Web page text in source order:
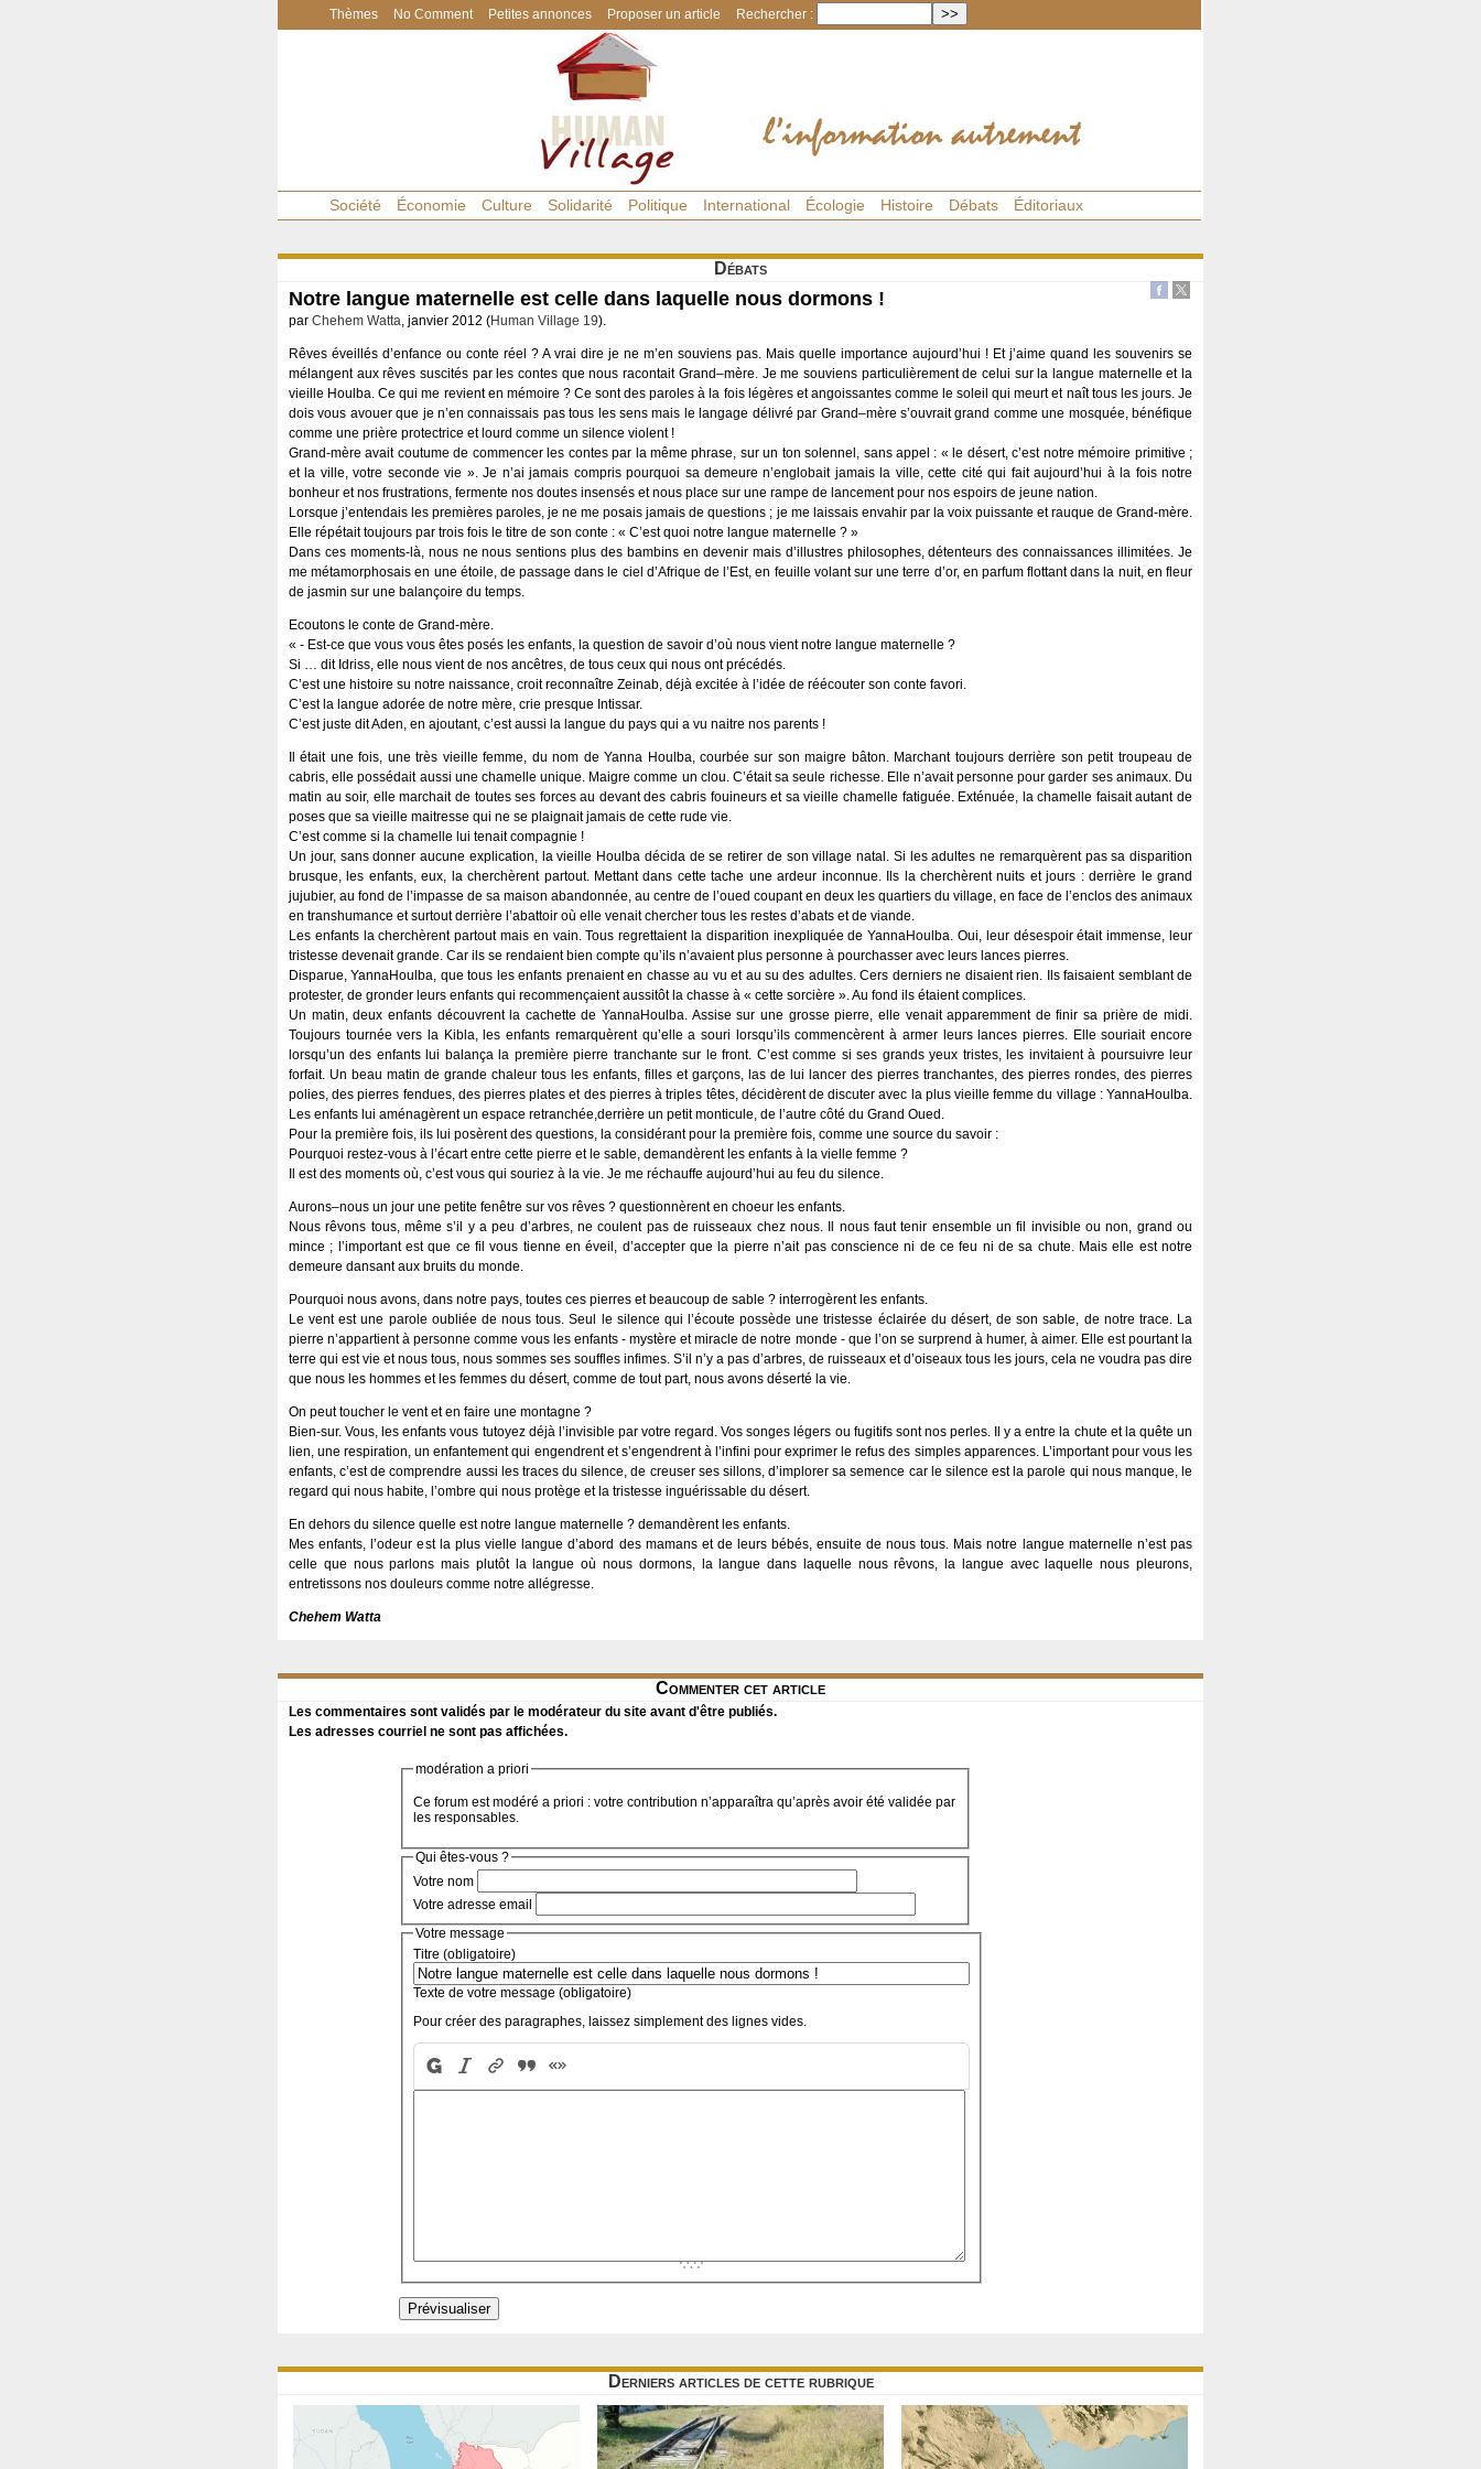
Thèmes No Comment Petites annonces Proposer un article Rechercher :
Société Économie Culture Solidarité Politique International Écologie Histoire Débats Éditoriaux
Débats
Notre langue maternelle est celle dans laquelle nous dormons !
par Chehem Watta, janvier 2012 (Human Village 19).
Rêves éveillés d’enfance ou conte réel ? A vrai dire je ne m’en souviens pas. Mais quelle importance aujourd’hui ! Et j’aime quand les souvenirs se
mélangent aux rêves suscités par les contes que nous racontait Grand–mère. Je me souviens particulièrement de celui sur la langue maternelle et la
vieille Houlba. Ce qui me revient en mémoire ? Ce sont des paroles à la fois légères et angoissantes comme le soleil qui meurt et naît tous les jours. Je
dois vous avouer que je n’en connaissais pas tous les sens mais le langage délivré par Grand–mère s’ouvrait grand comme une mosquée, bénéfique
comme une prière protectrice et lourd comme un silence violent !
Grand-mère avait coutume de commencer les contes par la même phrase, sur un ton solennel, sans appel : « le désert, c’est notre mémoire primitive ;
et la ville, votre seconde vie ». Je n’ai jamais compris pourquoi sa demeure n’englobait jamais la ville, cette cité qui fait aujourd’hui à la fois notre
bonheur et nos frustrations, fermente nos doutes insensés et nous place sur une rampe de lancement pour nos espoirs de jeune nation.
Lorsque j’entendais les premières paroles, je ne me posais jamais de questions ; je me laissais envahir par la voix puissante et rauque de Grand-mère.
Elle répétait toujours par trois fois le titre de son conte : « C’est quoi notre langue maternelle ? »
Dans ces moments-là, nous ne nous sentions plus des bambins en devenir mais d’illustres philosophes, détenteurs des connaissances illimitées. Je
me métamorphosais en une étoile, de passage dans le ciel d’Afrique de l’Est, en feuille volant sur une terre d’or, en parfum flottant dans la nuit, en fleur
de jasmin sur une balançoire du temps.
Ecoutons le conte de Grand-mère.
« - Est-ce que vous vous êtes posés les enfants, la question de savoir d’où nous vient notre langue maternelle ?
Si … dit Idriss, elle nous vient de nos ancêtres, de tous ceux qui nous ont précédés.
C’est une histoire su notre naissance, croit reconnaître Zeinab, déjà excitée à l’idée de réécouter son conte favori.
C’est la langue adorée de notre mère, crie presque Intissar.
C’est juste dit Aden, en ajoutant, c’est aussi la langue du pays qui a vu naitre nos parents !
Il était une fois, une très vieille femme, du nom de Yanna Houlba, courbée sur son maigre bâton. Marchant toujours derrière son petit troupeau de
cabris, elle possédait aussi une chamelle unique. Maigre comme un clou. C’était sa seule richesse. Elle n’avait personne pour garder ses animaux. Du
matin au soir, elle marchait de toutes ses forces au devant des cabris fouineurs et sa vieille chamelle fatiguée. Exténuée, la chamelle faisait autant de
poses que sa vieille maitresse qui ne se plaignait jamais de cette rude vie.
C’est comme si la chamelle lui tenait compagnie !
Un jour, sans donner aucune explication, la vieille Houlba décida de se retirer de son village natal. Si les adultes ne remarquèrent pas sa disparition
brusque, les enfants, eux, la cherchèrent partout. Mettant dans cette tache une ardeur inconnue. Ils la cherchèrent nuits et jours : derrière le grand
jujubier, au fond de l’impasse de sa maison abandonnée, au centre de l’oued coupant en deux les quartiers du village, en face de l’enclos des animaux
en transhumance et surtout derrière l’abattoir où elle venait chercher tous les restes d’abats et de viande.
Les enfants la cherchèrent partout mais en vain. Tous regrettaient la disparition inexpliquée de YannaHoulba. Oui, leur désespoir était immense, leur
tristesse devenait grande. Car ils se rendaient bien compte qu’ils n’avaient plus personne à pourchasser avec leurs lances pierres.
Disparue, YannaHoulba, que tous les enfants prenaient en chasse au vu et au su des adultes. Cers derniers ne disaient rien. Ils faisaient semblant de
protester, de gronder leurs enfants qui recommençaient aussitôt la chasse à « cette sorcière ». Au fond ils étaient complices.
Un matin, deux enfants découvrent la cachette de YannaHoulba. Assise sur une grosse pierre, elle venait apparemment de finir sa prière de midi.
Toujours tournée vers la Kibla, les enfants remarquèrent qu’elle a souri lorsqu’ils commencèrent à armer leurs lances pierres. Elle souriait encore
lorsqu’un des enfants lui balança la première pierre tranchante sur le front. C’est comme si ses grands yeux tristes, les invitaient à poursuivre leur
forfait. Un beau matin de grande chaleur tous les enfants, filles et garçons, las de lui lancer des pierres tranchantes, des pierres rondes, des pierres
polies, des pierres fendues, des pierres plates et des pierres à triples têtes, décidèrent de discuter avec la plus vieille femme du village : YannaHoulba.
Les enfants lui aménagèrent un espace retranchée,derrière un petit monticule, de l’autre côté du Grand Oued.
Pour la première fois, ils lui posèrent des questions, la considérant pour la première fois, comme une source du savoir :
Pourquoi restez-vous à l’écart entre cette pierre et le sable, demandèrent les enfants à la vielle femme ?
Il est des moments où, c’est vous qui souriez à la vie. Je me réchauffe aujourd’hui au feu du silence.
Aurons–nous un jour une petite fenêtre sur vos rêves ? questionnèrent en choeur les enfants.
Nous rêvons tous, même s’il y a peu d’arbres, ne coulent pas de ruisseaux chez nous. Il nous faut tenir ensemble un fil invisible ou non, grand ou
mince ; l’important est que ce fil vous tienne en éveil, d’accepter que la pierre n’ait pas conscience ni de ce feu ni de sa chute. Mais elle est notre
demeure dansant aux bruits du monde.
Pourquoi nous avons, dans notre pays, toutes ces pierres et beaucoup de sable ? interrogèrent les enfants.
Le vent est une parole oubliée de nous tous. Seul le silence qui l’écoute possède une tristesse éclairée du désert, de son sable, de notre trace. La
pierre n’appartient à personne comme vous les enfants - mystère et miracle de notre monde - que l’on se surprend à humer, à aimer. Elle est pourtant la
terre qui est vie et nous tous, nous sommes ses souffles infimes. S’il n’y a pas d’arbres, de ruisseaux et d’oiseaux tous les jours, cela ne voudra pas dire
que nous les hommes et les femmes du désert, comme de tout part, nous avons déserté la vie.
On peut toucher le vent et en faire une montagne ?
Bien-sur. Vous, les enfants vous tutoyez déjà l’invisible par votre regard. Vos songes légers ou fugitifs sont nos perles. Il y a entre la chute et la quête un
lien, une respiration, un enfantement qui engendrent et s’engendrent à l’infini pour exprimer le refus des simples apparences. L’important pour vous les
enfants, c’est de comprendre aussi les traces du silence, de creuser ses sillons, d’implorer sa semence car le silence est la parole qui nous manque, le
regard qui nous habite, l’ombre qui nous protège et la tristesse inguérissable du désert.
En dehors du silence quelle est notre langue maternelle ? demandèrent les enfants.
Mes enfants, l’odeur est la plus vielle langue d’abord des mamans et de leurs bébés, ensuite de nous tous. Mais notre langue maternelle n’est pas
celle que nous parlons mais plutôt la langue où nous dormons, la langue dans laquelle nous rêvons, la langue avec laquelle nous pleurons,
entretissons nos douleurs comme notre allégresse.
Chehem Watta
Commenter cet article
Les commentaires sont validés par le modérateur du site avant d'être publiés.
Les adresses courriel ne sont pas affichées.
modération a priori
Ce forum est modéré a priori : votre contribution n’apparaîtra qu’après avoir été validée par
les responsables.
Qui êtes-vous ?
Votre nom
Votre adresse email
Votre message
Titre (obligatoire)
Texte de votre message (obligatoire)
Pour créer des paragraphes, laissez simplement des lignes vides.
Derniers articles de cette rubrique